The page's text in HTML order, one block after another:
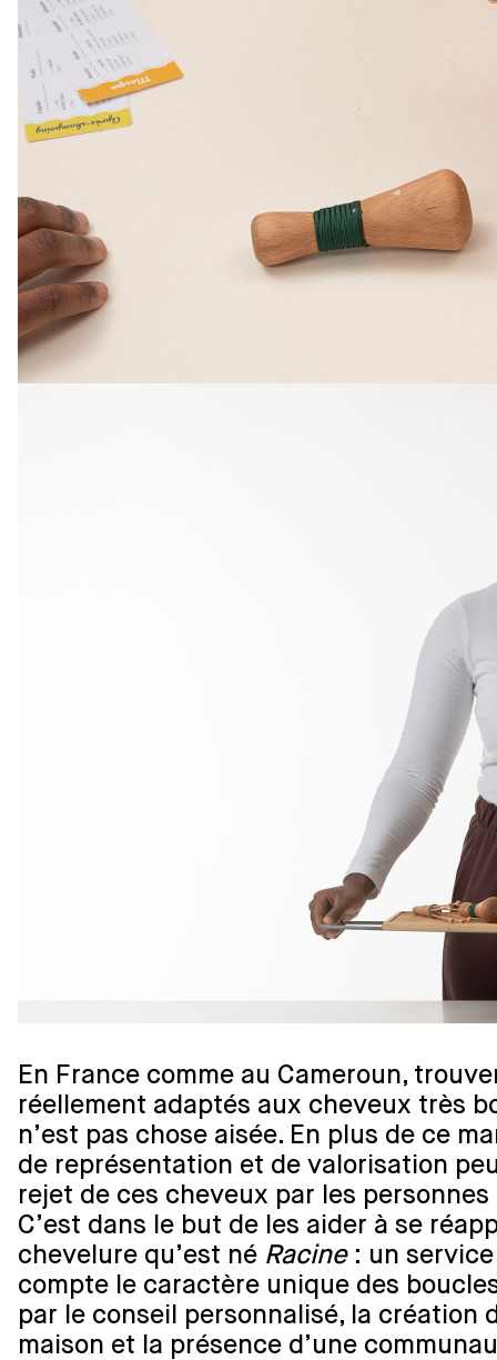
En France comme au Cameroun,
réellement adaptés aux cheveux très
n’est pas chose aisée. En plus de ce
de représentation et de valorisation
rejet de ces cheveux par les
C’est dans le but de les aider à se
chevelure qu’est né Racine: un
compte le caractère unique des
par le conseil personnalisé, la création
maison et la présence d’une